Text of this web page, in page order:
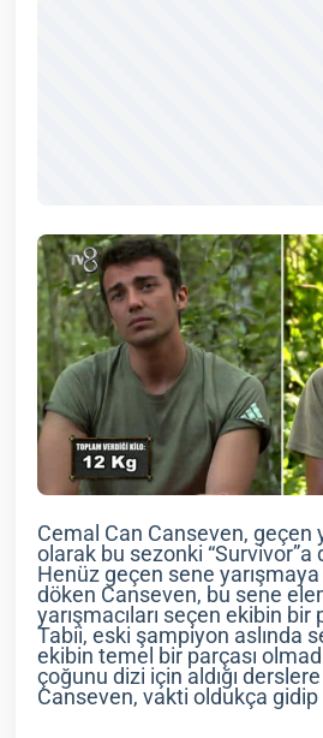
Cemal Can Canseven, geçen
olarak bu sezonki “Survivor”a
Henüz geçen sene
döken Canseven, bu sene
yarışmacıları seçen ekibin bir
Tabii, eski şampiyon aslında
ekibin temel bir parçası
çoğunu dizi için aldığı
Canseven, vakti oldukça